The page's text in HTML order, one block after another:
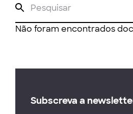
Não foram encontrados
Subscreva a